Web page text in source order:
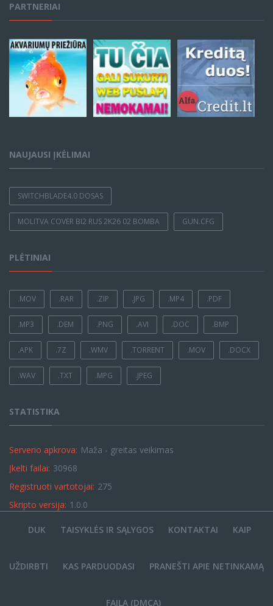
PARTNERIAI
NAUJAUSI ĮKĖLIMAI
SWITCHBLADE4.0 DOSAS
MOLITVA COVER BI2 RUS 2K26 02 BOMBA GUN.CFG
PLĖTINIAI
.MOV .RAR .ZIP .JPG .MP4 .PDF
.MP3 .DEM .PNG .AVI .DOC .BMP
.APK .7Z .WMV .TORRENT .MOV .DOCX
.WAV .TXT .MPG .JPEG
STATISTIKA
Serverio apkrova: Maža - greitas veikimas
Įkelti failai: 30968
Registruoti vartotojai: 275
Skripto versija: 1.0.0
DUK TAISYKLĖS IR SĄLYGOS KONTAKTAI KAIP
UŽDIRBTI KAS PARDUODASI PRANEŠTI APIE NETINKAMĄ
FAILĄ (DMCA)